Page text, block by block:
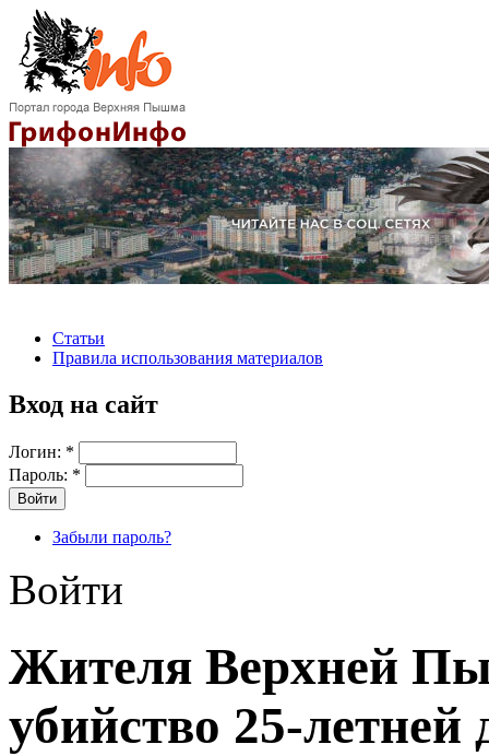
Статьи
Правила использования материалов
Вход на сайт
Логин: *
Пароль: *
Забыли пароль?
Войти
Жителя Верхней
убийство 25-летней